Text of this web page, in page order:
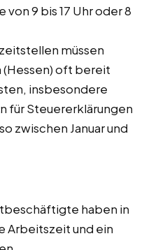
9 bis 17 Uhr oder 8
müssen
oft bereit
insbesondere
für Steuererklärungen
zwischen Januar und
haben in
Arbeitszeit und ein